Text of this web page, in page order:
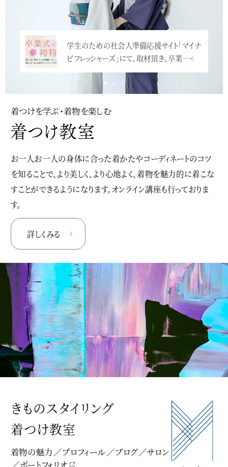
着つけを学ぶ・着物を楽しむ
お一人お一人の身体に合った着かたやコーディネートのコツ
を知ることで、より美しく、より心地よく、着物を魅力的に着こな
すことができるようになります。オンライン講座も行っておりま
す。
詳しくみる
学生のための社会人準備応援サイト「マイナ
ビフレッシャーズ」にて、取材頂き、卒業…<
きものスタイリング
着つけ教室
着物の魅力 プロフィール ブログ
サロン
ポートフォリオ